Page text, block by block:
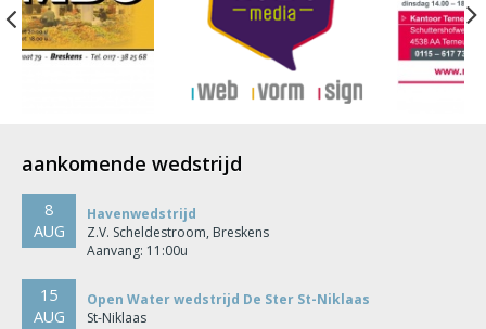
Previous
aankomende wedstrijd
8
AUG
Havenwedstrijd
Z.V. Scheldestroom, Breskens
Aanvang: 11:00u
15
AUG
Open Water wedstrijd De Ster St-Niklaas
St-Niklaas